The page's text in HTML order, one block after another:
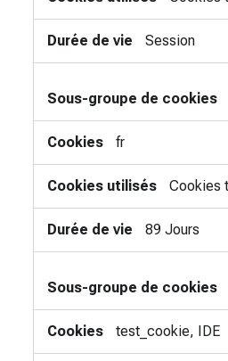
Session
fr
Cookies
89 Jours
test_cookie, IDE